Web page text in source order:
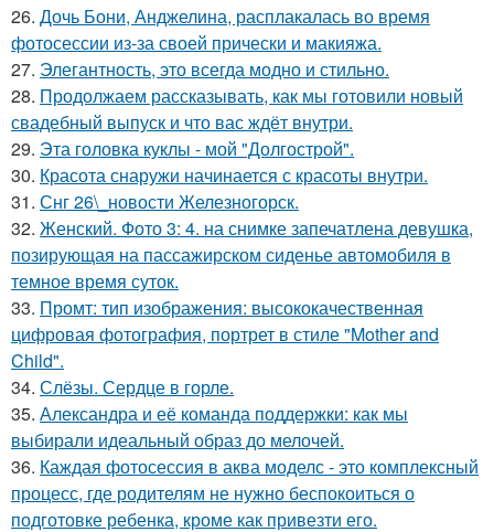
26. Дочь Бони, Анджелина, расплакалась во время
фотосессии из-за своей прически и макияжа.
27. Элегантность, это всегда модно и стильно.
28. Продолжаем рассказывать, как мы готовили новый
свадебный выпуск и что вас ждёт внутри.
29. Эта головка куклы - мой "Долгострой".
30. Красота снаружи начинается с красоты внутри.
31. Снг 26\_новости Железногорск.
32. Женский. Фото 3: 4. на снимке запечатлена девушка,
позирующая на пассажирском сиденье автомобиля в
темное время суток.
33. Промт: тип изображения: высококачественная
цифровая фотография, портрет в стиле "Mother and
Child".
34. Слёзы. Сердце в горле.
35. Александра и её команда поддержки: как мы
выбирали идеальный образ до мелочей.
36. Каждая фотосессия в аква моделс - это комплексный
процесс, где родителям не нужно беспокоиться о
подготовке ребенка, кроме как привезти его.